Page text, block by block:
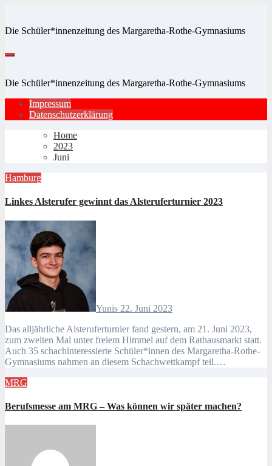
springen
Die Schüler*innenzeitung des Margaretha-Rothe-Gymnasiums
Die Schüler*innenzeitung des Margaretha-Rothe-Gymnasiums
Impressum
Datenschutzerklärung
Home
2023
Juni
Hamburg
Linkes Alsterufer gewinnt das Alsteruferturnier 2023
Yunis 22. Juni 2023
Das alljährliche Alsteruferturnier fand gestern, am 21. Juni 2023,
zum zweiten Mal unter freiem Himmel auf dem Rathausmarkt statt.
Auch 35 schachinteressierte Schüler*innen des Margaretha-Rothe-
Gymnasiums nahmen an diesem Schachwettkampf teil.…
MRG
Berufsmesse am MRG – Was können wir später machen?